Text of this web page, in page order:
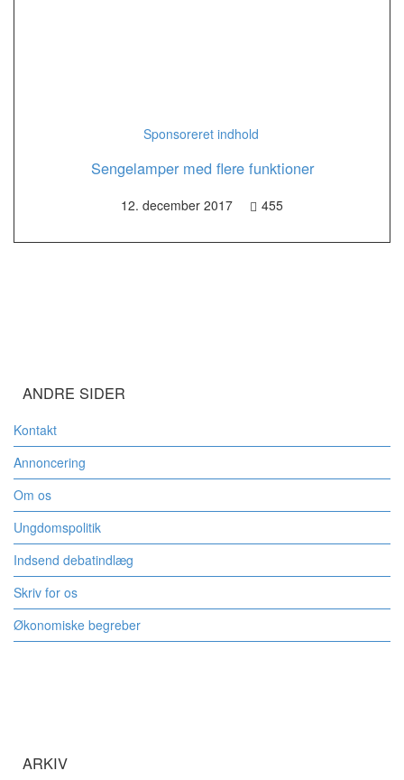
Sponsoreret indhold
Sengelamper med flere funktioner
12. december 2017 455
ANDRE SIDER
Kontakt
Annoncering
Om os
Ungdomspolitik
Indsend debatindlæg
Skriv for os
Økonomiske begreber
ARKIV